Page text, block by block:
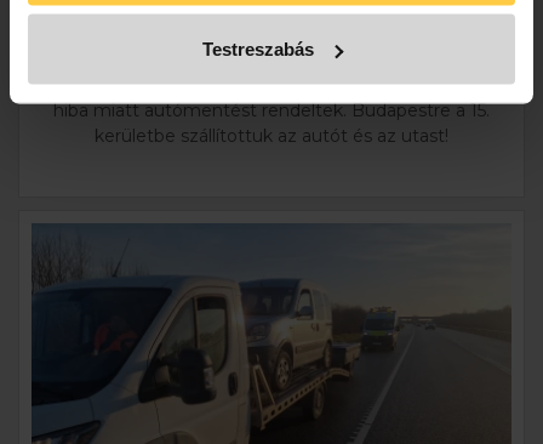
Testreszabás
Autómentés: Mogyoród, M3 autópálya
Autószállítás: Budapest, 15. kerület
M3-as autópályán Mogyoródnál a bal pályán műszaki
hiba miatt autómentést rendeltek. Budapestre a 15.
kerületbe szállítottuk az autót és az utast!